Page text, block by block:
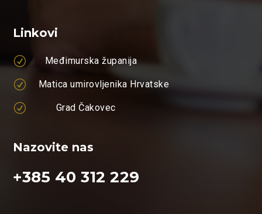
Linkovi
R Međimurska županija
R Matica umirovljenika Hrvatske
R Grad Čakovec
Nazovite nas
+385 40 312 229